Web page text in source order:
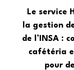
Le service
la gestion
de l’INSA :
cafétéria
pour